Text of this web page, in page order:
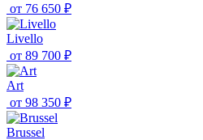
от 76 650 ₽
Livello
от 89 700 ₽
Art
от 98 350 ₽
Brussel